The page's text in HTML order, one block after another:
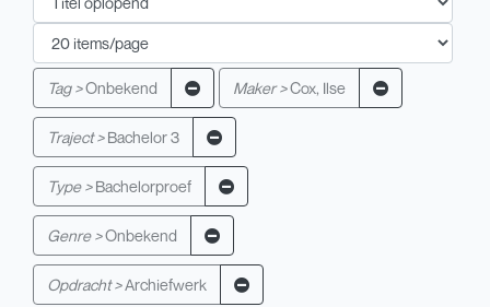
Tag >Onbekend Maker >Cox, Ilse
Traject > Bachelor 3
Type > Bachelorproef
Genre >Onbekend
Opdracht >Archiefwerk